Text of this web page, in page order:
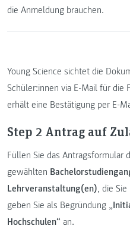
die Anmeldung brauchen.
Young Science sichtet die
Schüler:innen via E-Mail für die
erhält eine Bestätigung per E-
Step 2 Antrag auf
Füllen Sie das Antragsformular
gewählten
Lehrveranstaltung(en), die
geben Sie als Begründung
Hochschulen“ an.